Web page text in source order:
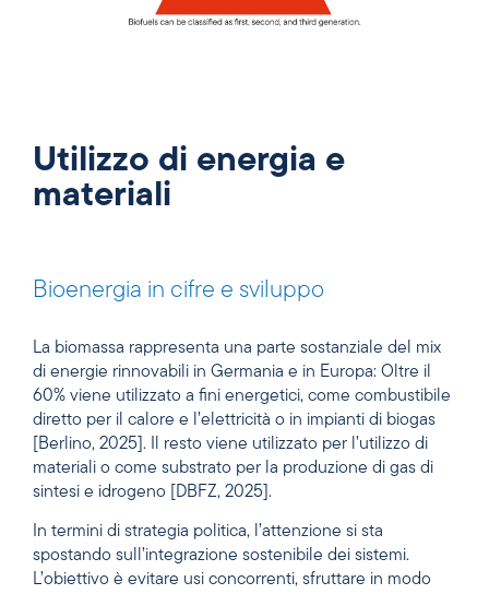
Utilizzo di energia e
materiali
Bioenergia in cifre e sviluppo
La biomassa rappresenta una parte sostanziale del mix
di energie rinnovabili in Germania e in Europa: Oltre il
60% viene utilizzato a fini energetici, come combustibile
diretto per il calore e l’elettricità o in impianti di biogas
[Berlino, 2025]. Il resto viene utilizzato per l’utilizzo di
materiali o come substrato per la produzione di gas di
sintesi e idrogeno [DBFZ, 2025].
In termini di strategia politica, l’attenzione si sta
spostando sull’integrazione sostenibile dei sistemi.
L’obiettivo è evitare usi concorrenti, sfruttare in modo